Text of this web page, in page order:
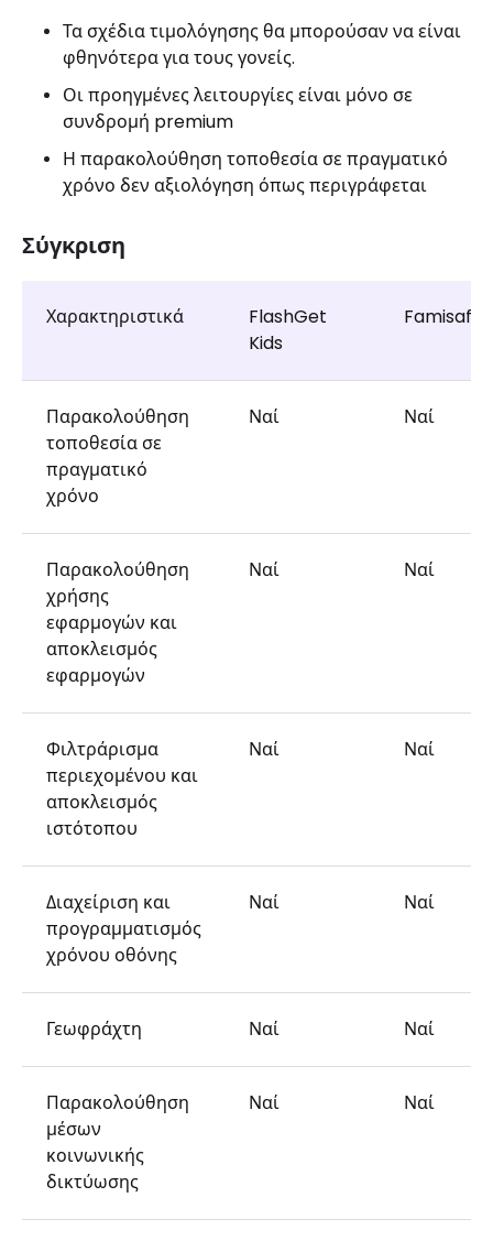
Τα σχέδια τιμολόγησης θα μπορούσαν να είναι
φθηνότερα για τους γονείς.
Οι προηγμένες λειτουργίες είναι μόνο σε
συνδρομή premium
Η παρακολούθηση τοποθεσία σε πραγματικό
χρόνο δεν αξιολόγηση όπως περιγράφεται
Σύγκριση
Χαρακτηριστικά
FlashGet
Kids
Famisafe
Παρακολούθηση
τοποθεσία σε
πραγματικό
χρόνο
Ναί Ναί
Παρακολούθηση
χρήσης
εφαρμογών και
αποκλεισμός
εφαρμογών
Ναί Ναί
Φιλτράρισμα
περιεχομένου και
αποκλεισμός
ιστότοπου
Ναί Ναί
Διαχείριση και
προγραμματισμός
χρόνου οθόνης
Ναί Ναί
Γεωφράχτη Ναί Ναί
Παρακολούθηση
μέσων
κοινωνικής
δικτύωσης
Ναί Ναί